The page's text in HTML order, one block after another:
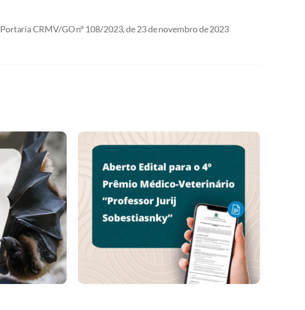
Portaria CRMV/GO nº 108/2023, de 23 de novembro de 2023